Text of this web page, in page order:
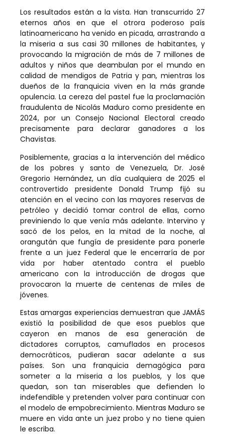
Los resultados están a la vista. Han transcurrido 27
eternos años en que el otrora poderoso país
latinoamericano ha venido en picada, arrastrando a
la miseria a sus casi 30 millones de habitantes, y
provocando la migración de más de 7 millones de
adultos y niños que deambulan por el mundo en
calidad de mendigos de Patria y pan, mientras los
dueños de la franquicia viven en la más grande
opulencia. La cereza del pastel fue la proclamación
fraudulenta de Nicolás Maduro como presidente en
2024, por un Consejo Nacional Electoral creado
precisamente para declarar ganadores a los
Chavistas.
Posiblemente, gracias a la intervención del médico
de los pobres y santo de Venezuela, Dr. José
Gregorio Hernández, un día cualquiera de 2025 el
controvertido presidente Donald Trump fijó su
atención en el vecino con las mayores reservas de
petróleo y decidió tomar control de ellas, como
previniendo lo que venía más adelante. Intervino y
sacó de los pelos, en la mitad de la noche, al
orangután que fungía de presidente para ponerle
frente a un juez Federal que le encerraría de por
vida por haber atentado contra el pueblo
americano con la introducción de drogas que
provocaron la muerte de centenas de miles de
jóvenes.
Estas amargas experiencias demuestran que JAMÁS
existió la posibilidad de que esos pueblos que
cayeron en manos de esa generación de
dictadores corruptos, camuflados en procesos
democráticos, pudieran sacar adelante a sus
países. Son una franquicia demagógica para
someter a la miseria a los pueblos, y los que
quedan, son tan miserables que defienden lo
indefendible y pretenden volver para continuar con
el modelo de empobrecimiento. Mientras Maduro se
muere en vida ante un juez probo y no tiene quien
le escriba.